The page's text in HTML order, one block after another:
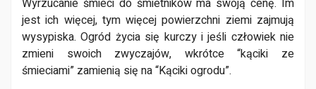
Wyrzucanie śmieci do śmietników ma swoją cenę. Im
jest ich więcej, tym więcej powierzchni ziemi zajmują
wysypiska. Ogród życia się kurczy i jeśli człowiek nie
zmieni swoich zwyczajów, wkrótce “kąciki ze
śmieciami” zamienią się na “Kąciki ogrodu”.